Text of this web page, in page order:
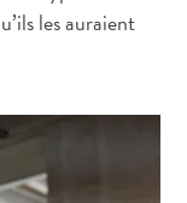
les auraient